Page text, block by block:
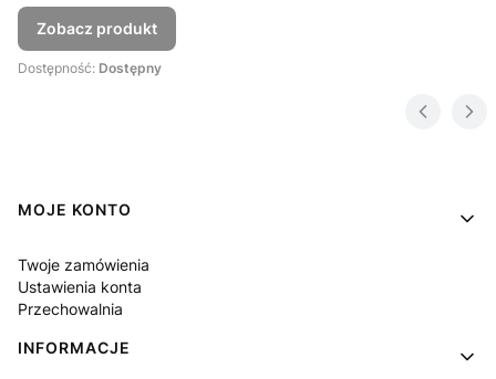
Zobacz produkt
Dostępność: Dostępny
Linki w stopce
MOJE KONTO
Twoje zamówienia
Ustawienia konta
Przechowalnia
INFORMACJE